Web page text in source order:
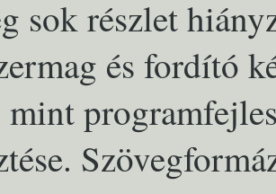
sok részlet
és fordító